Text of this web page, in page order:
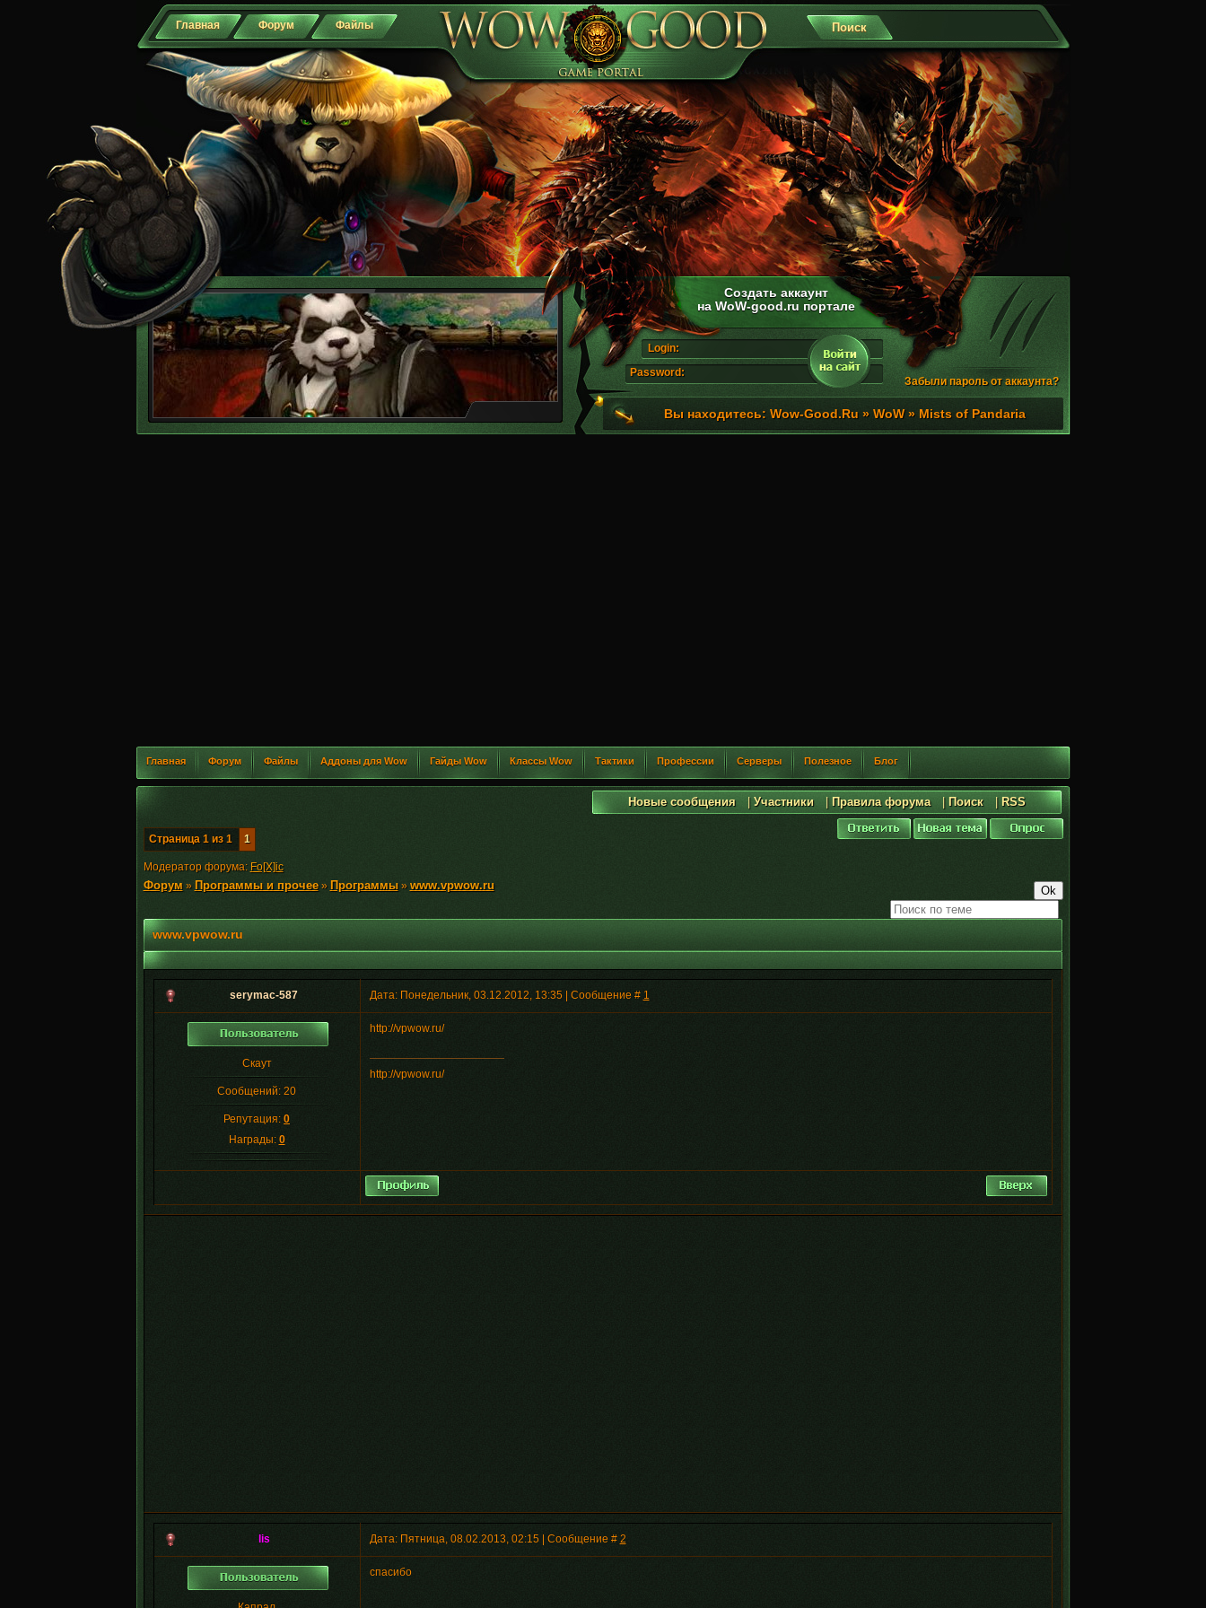
Главная Форум Файлы
Создать аккаунт
на WoW-good.ru портале
Login:
Password:
Забыли пароль от аккаунта?
Вы находитесь: Wow-Good.Ru » WoW » Mists of Pandaria
Главная Форум Файлы Аддоны для Wow Гайды Wow Классы Wow Тактики Профессии Серверы Полезное Блог
Новые сообщения| Участники| Правила форума| Поиск| RSS
Страница 1из 1 1
Модератор форума: Fo[X]ic
Форум» Программы и прочее» Программы» www.vpwow.ru
www.vpwow.ru
serymac-587 Дата: Понедельник, 03.12.2012, 13:35 | Сообщение # 1
Скаут
Сообщений: 20
Репутация: 0
Награды: 0
http://vpwow.ru/
http://vpwow.ru/
lis Дата: Пятница, 08.02.2013, 02:15 | Сообщение # 2
спасибо